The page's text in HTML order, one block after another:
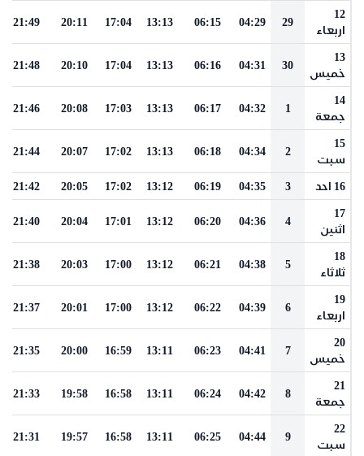
12
اربعاء
29
04:29
06:15
13:13
17:04
20:11
21:49
13
خميس
30
04:31
06:16
13:13
17:04
20:10
21:48
14
جمعة
1
04:32
06:17
13:13
17:03
20:08
21:46
15
سبت
2
04:34
06:18
13:13
17:02
20:07
21:44
16 احد 3
04:35
06:19
13:12
17:02
20:05
21:42
17
اثنين
4
04:36
06:20
13:12
17:01
20:04
21:40
18
ثلاثاء
5
04:38
06:21
13:12
17:00
20:03
21:38
19
اربعاء
6
04:39
06:22
13:12
17:00
20:01
21:37
20
خميس
7
04:41
06:23
13:11
16:59
20:00
21:35
21
جمعة
8
04:42
06:24
13:11
16:58
19:58
21:33
22
سبت
9
04:44
06:25
13:11
16:58
19:57
21:31